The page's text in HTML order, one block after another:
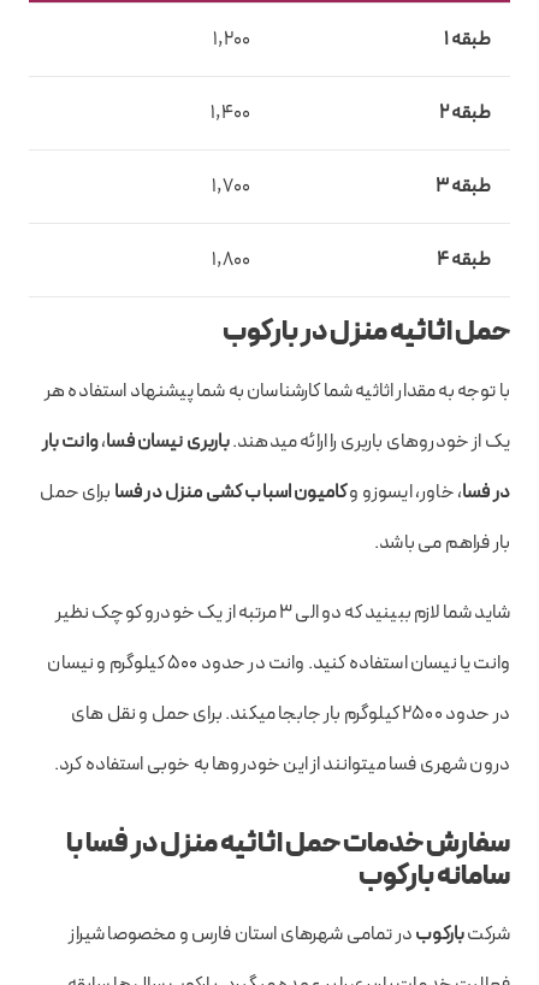
طبقه 1 1,200
طبقه 2 1,400
طبقه 3 1,700
طبقه 4 1,800
حمل اثاثیه منزل در بارکوب
با توجه به مقدار اثاثیه‌ شما کارشناسان به شما پیشنهاد استفاده‌ هر
یک از خودروهای باربری را ارائه میدهند.باربری نیسان فسا،وانت بار
در فسا، خاور، ایسوزو وکامیون اسباب کشی منزل در فسا برای حمل
بار فراهم می باشد.
شاید شما لازم ببینید که دو الی ۳ مرتبه از یک خودرو کوچک نظیر
وانت یا نیسان استفاده کنید. وانت در حدود ۵۰۰ کیلوگرم و نیسان
در حدود ۲۵۰۰ کیلوگرم بار جابجا میکند. برای حمل و نقل های
درون شهری فسا میتوانند از این خودروها به خوبی استفاده کرد.
سفارش خدمات حمل اثاثیه منزل در فسا با
سامانه بارکوب
شرکتبارکوبدر تمامی شهرهای استان فارس و مخصوصا شیراز